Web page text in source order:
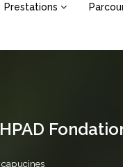
Prestations
capucines